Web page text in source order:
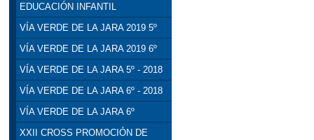
EDUCACIÓN INFANTIL
VÍA VERDE DE LA JARA 2019 5º
VÍA VERDE DE LA JARA 2019 6º
VÍA VERDE DE LA JARA 5º - 2018
VÍA VERDE DE LA JARA 6º - 2018
VÍA VERDE DE LA JARA 6º
XXII CROSS PROMOCIÓN DE